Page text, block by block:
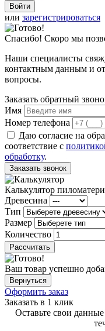
или зарегистрироваться
Спасибо! Скоро мы
Наши специалисты
контактным данным и
вопросы.
Заказать обратный
Имя
Номер телефона
Даю согласие на
соответствие с
обработку.
Заказать звонок
Калькулятор
Древесина
Тип
Размер
Количество
Рассчитать
Ваш товар успешно
Вернуться
Оформить заказ
Заказать в 1 клик
Оставьте свои